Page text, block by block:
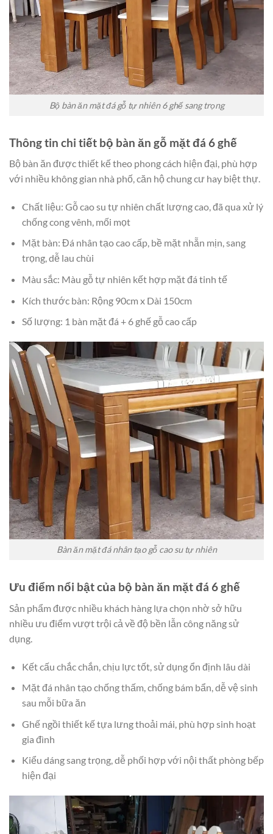
Bộ bàn ăn mặt đá gỗ tự nhiên 6 ghế sang trọng
Thông tin chi tiết bộ bàn ăn gỗ mặt đá 6 ghế
Bộ bàn ăn được thiết kế theo phong cách hiện đại, phù hợp
với nhiều không gian nhà phố, căn hộ chung cư hay biệt thự.
Chất liệu: Gỗ cao su tự nhiên chất lượng cao, đã qua xử lý
chống cong vênh, mối mọt
Mặt bàn: Đá nhân tạo cao cấp, bề mặt nhẵn mịn, sang
trọng, dễ lau chùi
Màu sắc: Màu gỗ tự nhiên kết hợp mặt đá tinh tế
Kích thước bàn: Rộng 90cm x Dài 150cm
Số lượng: 1 bàn mặt đá + 6 ghế gỗ cao cấp
Bàn ăn mặt đá nhân tạo gỗ cao su tự nhiên
Ưu điểm nổi bật của bộ bàn ăn mặt đá 6 ghế
Sản phẩm được nhiều khách hàng lựa chọn nhờ sở hữu
nhiều ưu điểm vượt trội cả về độ bền lẫn công năng sử
dụng.
Kết cấu chắc chắn, chịu lực tốt, sử dụng ổn định lâu dài
Mặt đá nhân tạo chống thấm, chống bám bẩn, dễ vệ sinh
sau mỗi bữa ăn
Ghế ngồi thiết kế tựa lưng thoải mái, phù hợp sinh hoạt
gia đình
Kiểu dáng sang trọng, dễ phối hợp với nội thất phòng bếp
hiện đại